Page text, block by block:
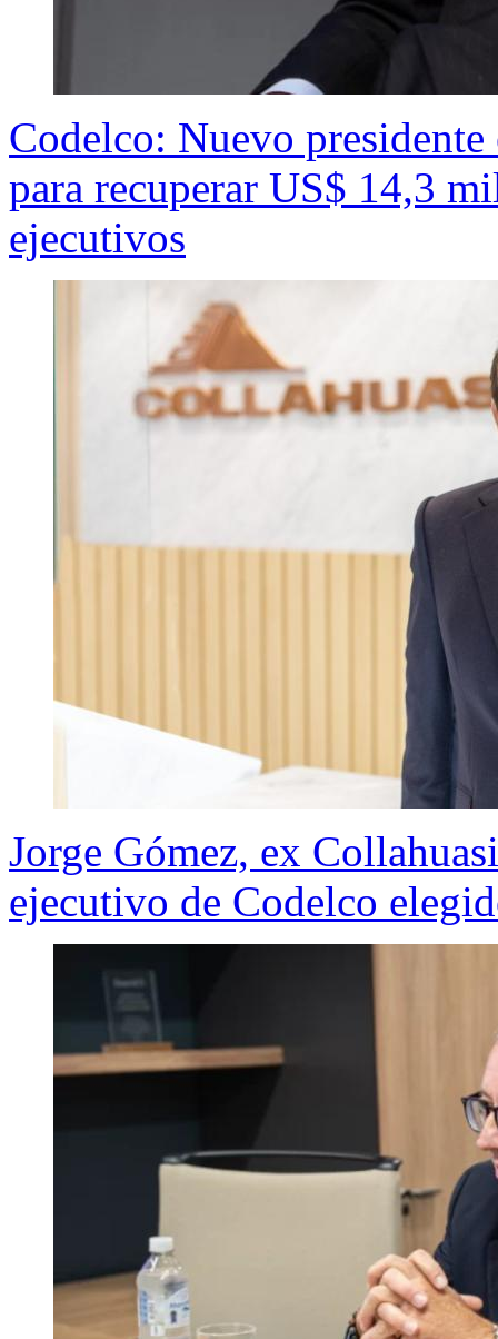
Codelco: Nuevo
para recuperar US$ 14,3
ejecutivos
Jorge Gómez, ex
ejecutivo de Codelco